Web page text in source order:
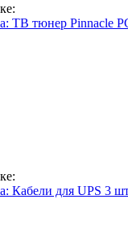
ТВ тюнер Pinnacle
Кабели для UPS 3